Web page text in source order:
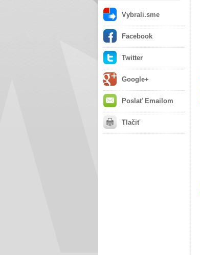
Vybrali.sme
Facebook
Twitter
Google+
Poslať Emailom
Tlačiť